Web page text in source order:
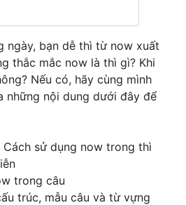
ngày, bạn dễ thì từ now xuất
thắc mắc now là thì gì? Khi
Nếu có, hãy cùng mình
những nội dung dưới đây để
sử dụng now trong thì
trong câu
trúc, mẫu câu và từ vựng